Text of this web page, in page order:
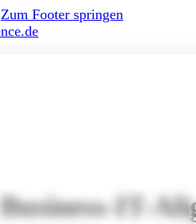
Zum Footer springen
Business-IT-